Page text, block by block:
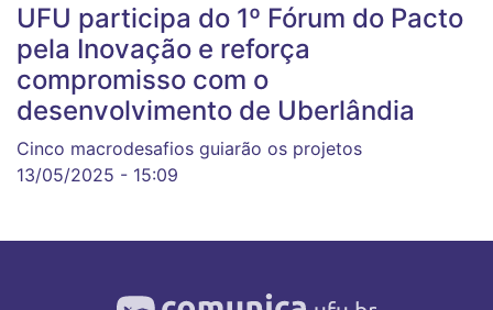
UFU participa do 1º Fórum do Pacto
pela Inovação e reforça
compromisso com o
desenvolvimento de Uberlândia
Cinco macrodesafios guiarão os projetos
13/05/2025 - 15:09